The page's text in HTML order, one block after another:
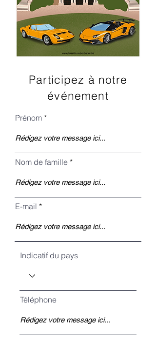
Participez à notre
événement
Prénom
Nom de famille
E-mail
Indicatif du pays
Téléphone